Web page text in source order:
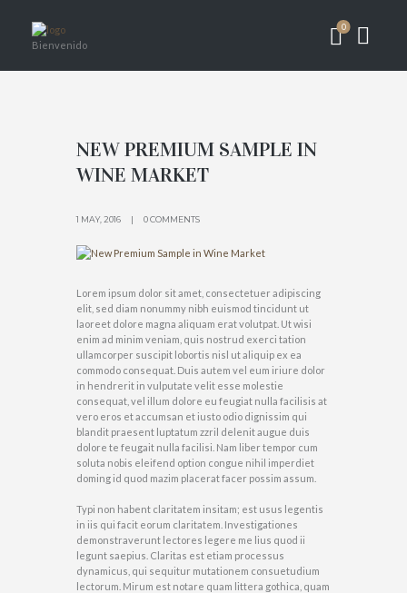
Bienvenido
0
NEW PREMIUM SAMPLE IN
WINE MARKET
1 MAY, 2016 0 COMMENTS
Lorem ipsum dolor sit amet, consectetuer adipiscing
elit, sed diam nonummy nibh euismod tincidunt ut
laoreet dolore magna aliquam erat volutpat. Ut wisi
enim ad minim veniam, quis nostrud exerci tation
ullamcorper suscipit lobortis nisl ut aliquip ex ea
commodo consequat. Duis autem vel eum iriure dolor
in hendrerit in vulputate velit esse molestie
consequat, vel illum dolore eu feugiat nulla facilisis at
vero eros et accumsan et iusto odio dignissim qui
blandit praesent luptatum zzril delenit augue duis
dolore te feugait nulla facilisi. Nam liber tempor cum
soluta nobis eleifend option congue nihil imperdiet
doming id quod mazim placerat facer possim assum.
Typi non habent claritatem insitam; est usus legentis
in iis qui facit eorum claritatem. Investigationes
demonstraverunt lectores legere me lius quod ii
legunt saepius. Claritas est etiam processus
dynamicus, qui sequitur mutationem consuetudium
lectorum. Mirum est notare quam littera gothica, quam